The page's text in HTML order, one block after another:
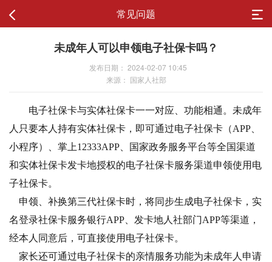
常见问题
未成年人可以申领电子社保卡吗？
发布日期： 2024-02-07 10:45
来源： 国家人社部
电子社保卡与实体社保卡一一对应、功能相通。未成年
人只要本人持有实体社保卡，即可通过电子社保卡（APP、
小程序）、掌上12333APP、国家政务服务平台等全国渠道
和实体社保卡发卡地授权的电子社保卡服务渠道申领使用电
子社保卡。
申领、补换第三代社保卡时，将同步生成电子社保卡，实
名登录社保卡服务银行APP、发卡地人社部门APP等渠道，
经本人同意后，可直接使用电子社保卡。
家长还可通过电子社保卡的亲情服务功能为未成年人申请